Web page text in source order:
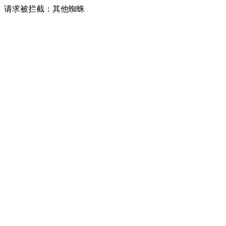
请求被拦截：其他蜘蛛